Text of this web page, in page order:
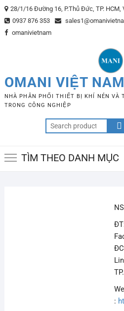
Skip
to
content
28/1/16 Đường 16, P.Thủ Đức, TP. HCM,
0937 876 353
omanivietnam
OMANI VIỆT NAM
NHÀ PHÂN PHỐI THIẾT BỊ KHÍ NÉN VÀ
TRONG CÔNG NGHIỆP
for:
TÌM THEO DANH MỤC
: